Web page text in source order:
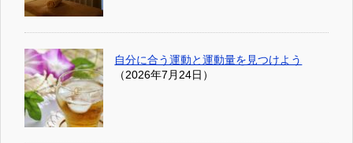
自分に合う運動と運動量を見つけよう
（2026年7月24日）